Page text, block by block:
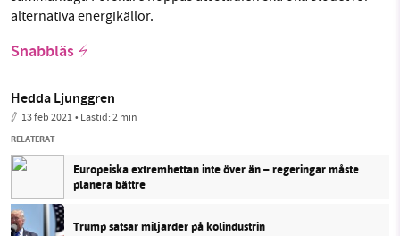
alternativa energikällor.
Snabbläs
Hedda Ljunggren
13 feb 2021• Lästid:2 min
RELATERAT
Europeiska extremhettan inte över än – regeringar måste
planera bättre
Trump satsar miljarder på kolindustrin